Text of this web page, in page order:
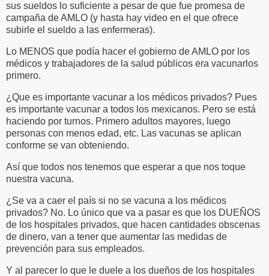
sus sueldos lo suficiente a pesar de que fue promesa de
campaña de AMLO (y hasta hay video en el que ofrece
subirle el sueldo a las enfermeras).
Lo MENOS que podía hacer el gobierno de AMLO por los
médicos y trabajadores de la salud públicos era vacunarlos
primero.
¿Que es importante vacunar a los médicos privados? Pues
es importante vacunar a todos los mexicanos. Pero se está
haciendo por turnos. Primero adultos mayores, luego
personas con menos edad, etc. Las vacunas se aplican
conforme se van obteniendo.
Así que todos nos tenemos que esperar a que nos toque
nuestra vacuna.
¿Se va a caer el país si no se vacuna a los médicos
privados? No. Lo único que va a pasar es que los DUEÑOS
de los hospitales privados, que hacen cantidades obscenas
de dinero, van a tener que aumentar las medidas de
prevención para sus empleados.
Y al parecer lo que le duele a los dueños de los hospitales